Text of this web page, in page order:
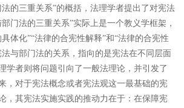
的三重关系”的概括，法理学者提出了对宪法
部门法的三重关系”实际上是一个教义学框架，
体化”“法律的合宪性解释”和“法律的合宪性
与部门法的关系，指向的是宪法在不同层面
学者则将问题引向了一般法理论，并引发了
，对于宪法概念或者宪法观这一最基础的宪
， 其宪法实施实践的推动力在于：在保障宪